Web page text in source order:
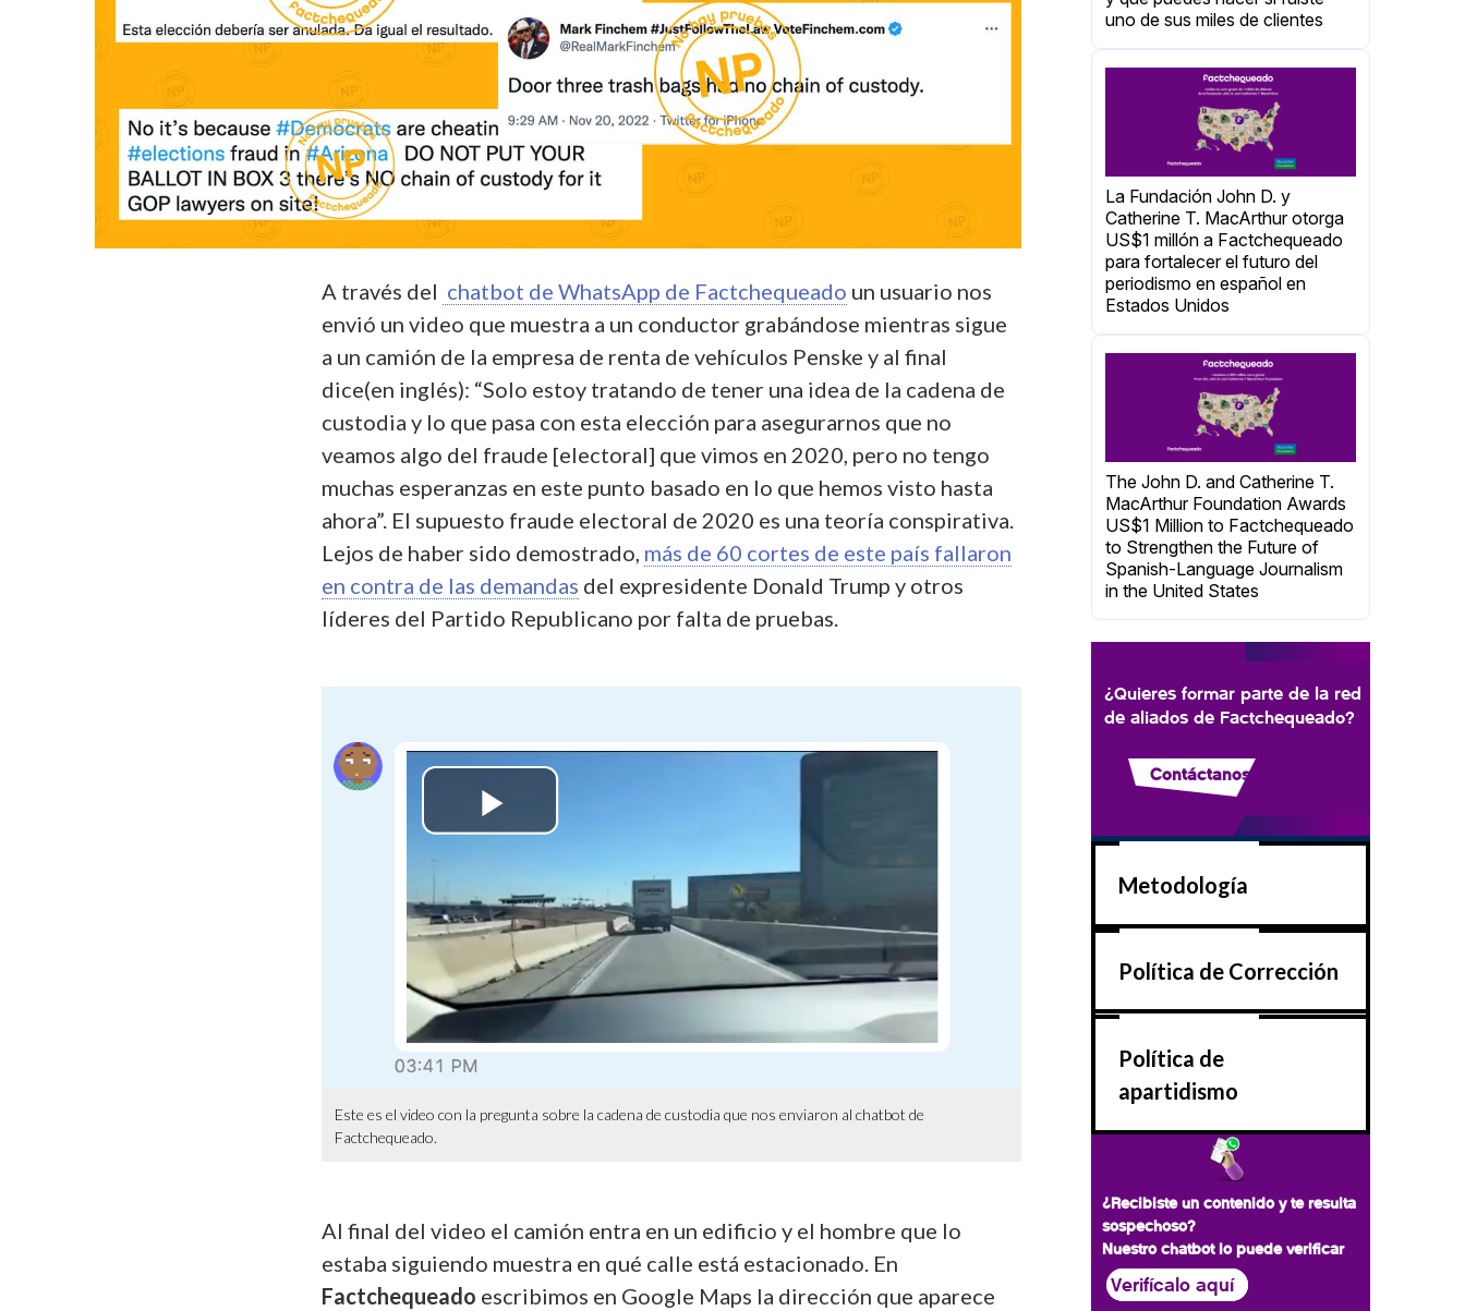
A través del chatbot de WhatsApp de Factchequeado un usuario nos
envió un video que muestra a un conductor grabándose mientras sigue
a un camión de la empresa de renta de vehículos Penske y al final
dice(en inglés): “Solo estoy tratando de tener una idea de la cadena de
custodia y lo que pasa con esta elección para asegurarnos que no
veamos algo del fraude [electoral] que vimos en 2020, pero no tengo
muchas esperanzas en este punto basado en lo que hemos visto hasta
ahora”. El supuesto fraude electoral de 2020 es una teoría conspirativa.
Lejos de haber sido demostrado, más de 60 cortes de este país fallaron
en contra de las demandas del expresidente Donald Trump y otros
líderes del Partido Republicano por falta de pruebas.
Este es el video con la pregunta sobre la cadena de custodia que nos enviaron al chatbot de
Factchequeado.
Al final del video el camión entra en un edificio y el hombre que lo
estaba siguiendo muestra en qué calle está estacionado. En
Factchequeado escribimos en Google Maps la dirección que aparece
uno de sus miles de clientes
La Fundación John D. y
Catherine T. MacArthur otorga
US$1 millón a Factchequeado
para fortalecer el futuro del
periodismo en español en
Estados Unidos
The John D. and Catherine T.
MacArthur Foundation Awards
US$1 Million to Factchequeado
to Strengthen the Future of
Spanish-Language Journalism
in the United States
¿Quieres formar parte de la red
de aliados de Factchequeado?
Contáctanos
Metodología
Política de Corrección
Política de
apartidismo
¿Recibiste un contenido y te resulta
sospechoso?
Nuestro chatbot lo puede verificar
Verifícalo aquí